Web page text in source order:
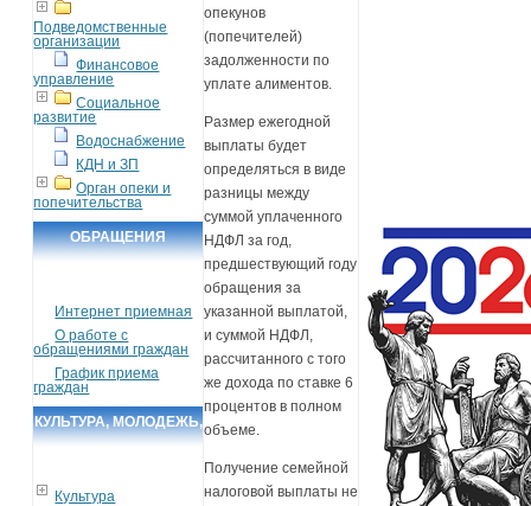
Подведомственные
организации
Финансовое
управление
Социальное
развитие
Водоснабжение
КДН и ЗП
Орган опеки и
попечительства
ОБРАЩЕНИЯ
Интернет приемная
О работе с
обращениями граждан
График приема
граждан
КУЛЬТУРА, МОЛОДЕЖЬ,
Культура
опекунов
(попечителей)
задолженности по
уплате алиментов.
Размер ежегодной
выплаты будет
определяться в виде
разницы между
суммой уплаченного
НДФЛ за год,
предшествующий году
обращения за
указанной выплатой,
и суммой НДФЛ,
рассчитанного с того
же дохода по ставке 6
процентов в полном
объеме.
Получение семейной
налоговой выплаты не